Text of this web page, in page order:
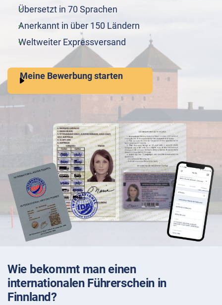
Übersetzt in 70 Sprachen
Anerkannt in über 150 Ländern
Weltweiter Expressversand
Meine Bewerbung starten
Wie bekommt man einen
internationalen Führerschein in
Finnland?